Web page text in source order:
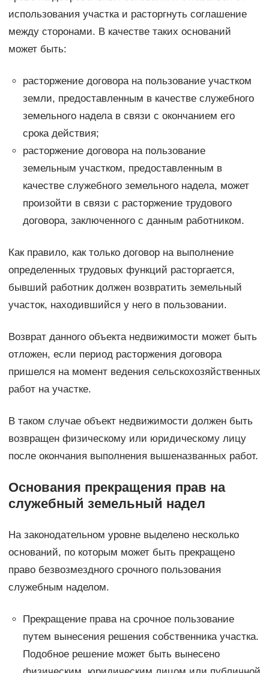
использования участка и расторгнуть соглашение
между сторонами. В качестве таких оснований
может быть:
расторжение договора на пользование участком
земли, предоставленным в качестве служебного
земельного надела в связи с окончанием его
срока действия;
расторжение договора на пользование
земельным участком, предоставленным в
качестве служебного земельного надела, может
произойти в связи с расторжение трудового
договора, заключенного с данным работником.
Как правило, как только договор на выполнение
определенных трудовых функций расторгается,
бывший работник должен возвратить земельный
участок, находившийся у него в пользовании.
Возврат данного объекта недвижимости может быть
отложен, если период расторжения договора
пришелся на момент ведения сельскохозяйственных
работ на участке.
В таком случае объект недвижимости должен быть
возвращен физическому или юридическому лицу
после окончания выполнения вышеназванных работ.
Основания прекращения прав на
служебный земельный надел
На законодательном уровне выделено несколько
оснований, по которым может быть прекращено
право безвозмездного срочного пользования
служебным наделом.
Прекращение права на срочное пользование
путем вынесения решения собственника участка.
Подобное решение может быть вынесено